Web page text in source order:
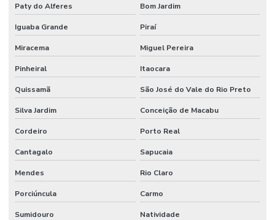
Reuso de água industrial
Reuso da água indústria
Reuso da água na indústria de alimentos
Sdai sistema de detecção e alarme de incêndio
Serviço de instalação hidráulica industrial
Sistema de alarme e detecção de incêndio
Sistema de alarme contra incêndio
Sistema de alarme de incêndio convencional
Paty do Alferes Bom Jardim
Iguaba Grande Piraí
Miracema Miguel Pereira
Pinheiral Itaocara
Quissamã São José do Vale do Rio Preto
Silva Jardim Conceição de Macabu
Cordeiro Porto Real
Cantagalo Sapucaia
Mendes Rio Claro
Porciúncula Carmo
Sumidouro Natividade